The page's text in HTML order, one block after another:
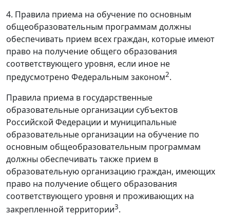
4. Правила приема на обучение по основным
общеобразовательным программам должны
обеспечивать прием всех граждан, которые имеют
право на получение общего образования
соответствующего уровня, если иное не
предусмотрено Федеральным законом2.
Правила приема в государственные
образовательные организации субъектов
Российской Федерации и муниципальные
образовательные организации на обучение по
основным общеобразовательным программам
должны обеспечивать также прием в
образовательную организацию граждан, имеющих
право на получение общего образования
соответствующего уровня и проживающих на
закрепленной территории3.